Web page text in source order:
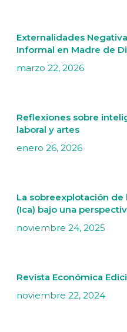
Externalidades
Informal en Madre de
marzo 22, 2026
Reflexiones sobre
laboral y artes
enero 26, 2026
La sobreexplotación
(Ica) bajo una
noviembre 24, 2025
Revista Económica
noviembre 22, 2024